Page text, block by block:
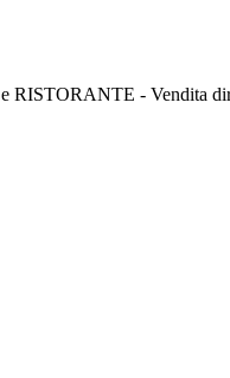
RISTORANTE - Vendita